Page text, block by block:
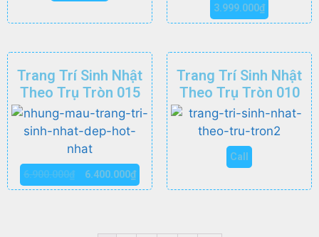
3.999.000₫
Trang Trí Sinh Nhật
Theo Trụ Tròn 015
6.900.000₫ 6.400.000₫
Trang Trí Sinh Nhật
Theo Trụ Tròn 010
Call